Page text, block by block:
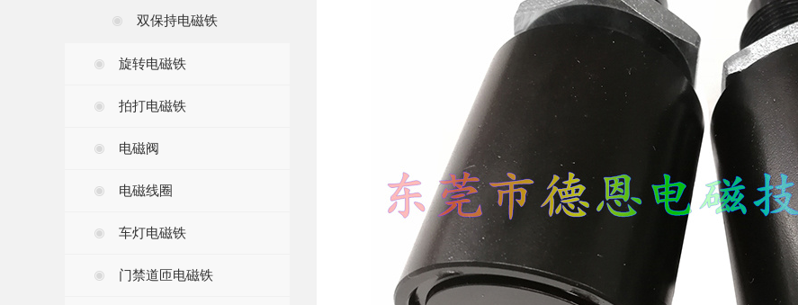
双保持电磁铁
旋转电磁铁
拍打电磁铁
电磁阀
电磁线圈
车灯电磁铁
门禁道匝电磁铁